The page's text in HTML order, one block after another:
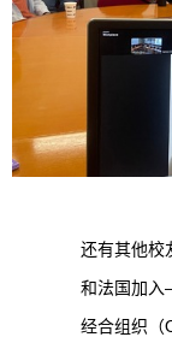
还有其他校
和法国加
经合组织（